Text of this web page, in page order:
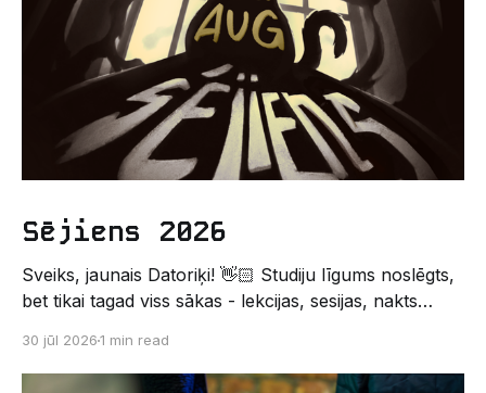
Sējiens 2026
Sveiks, jaunais Datoriķi! 👋🏻 Studiju līgums noslēgts,
bet tikai tagad viss sākas - lekcijas, sesijas, nakts
Un kas gan būtu labāks veids, kā iepazīt savu jauno
dzīvi LU EZTF datoriķu vidē, par došanos uz
30 jūl 20261 min read